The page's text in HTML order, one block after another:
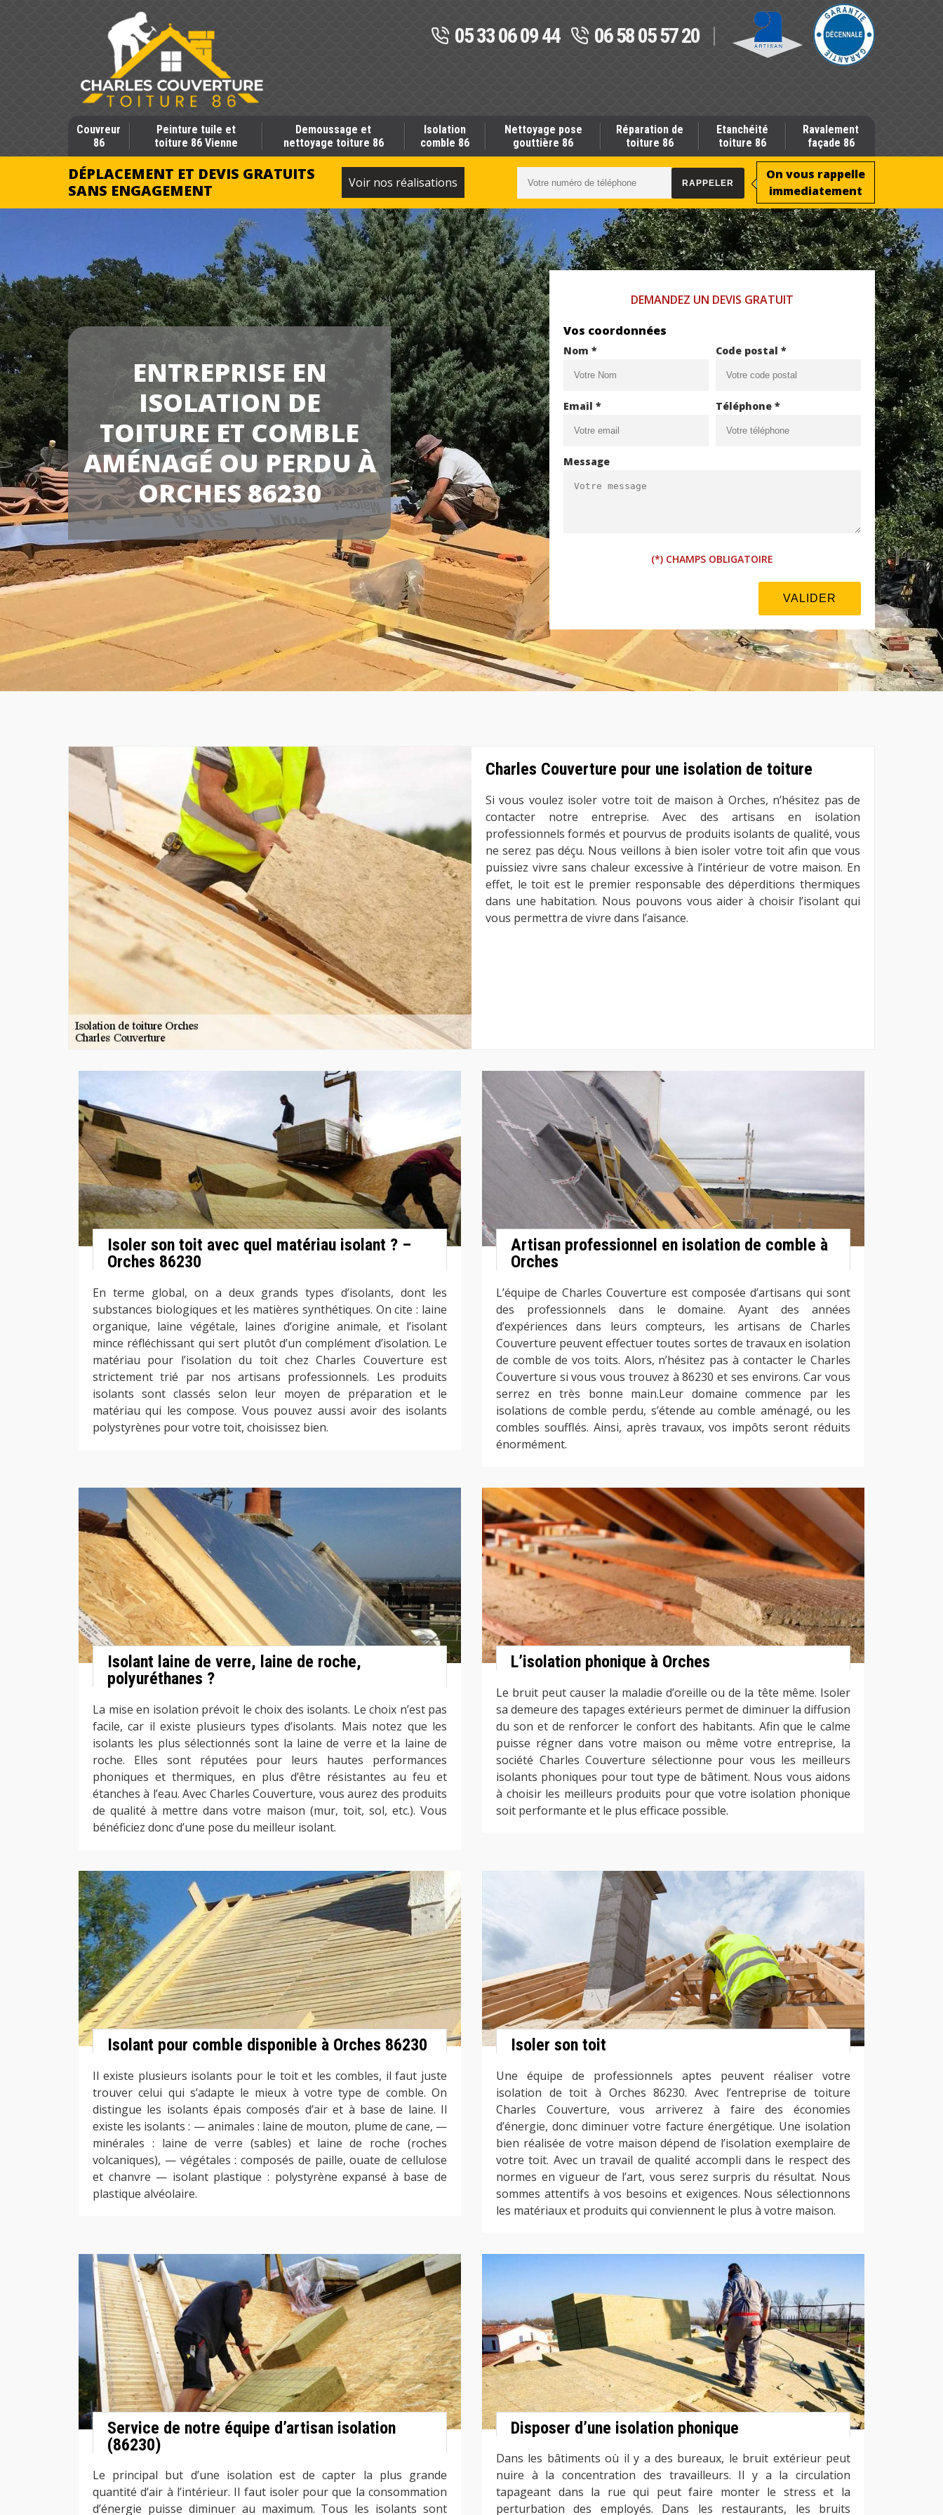
05 33 06 09 44 06 58 05 57 20
Couvreur
86
Peinture tuile et
toiture 86 Vienne
Demoussage et
nettoyage toiture 86
Isolation
comble 86
Nettoyage pose
gouttière 86
Réparation de
toiture 86
Etanchéité
toiture 86
Ravalement
façade 86
DÉPLACEMENT ET DEVIS GRATUITS
SANS ENGAGEMENT
Voir nos réalisations
On vous rappelle
immediatement
ENTREPRISE EN
ISOLATION DE
TOITURE ET COMBLE
AMÉNAGÉ OU PERDU À
ORCHES 86230
DEMANDEZ UN DEVIS GRATUIT
Vos coordonnées
Nom * Code postal *
Email * Téléphone *
Message
(*) CHAMPS OBLIGATOIRE
Charles Couverture pour une isolation de toiture
Si vous voulez isoler votre toit de maison à Orches, n’hésitez pas de
contacter notre entreprise. Avec des artisans en isolation
professionnels formés et pourvus de produits isolants de qualité, vous
ne serez pas déçu. Nous veillons à bien isoler votre toit afin que vous
puissiez vivre sans chaleur excessive à l’intérieur de votre maison. En
effet, le toit est le premier responsable des déperditions thermiques
dans une habitation. Nous pouvons vous aider à choisir l’isolant qui
vous permettra de vivre dans l’aisance.
Isoler son toit avec quel matériau isolant ? –
Orches 86230
En terme global, on a deux grands types d’isolants, dont les
substances biologiques et les matières synthétiques. On cite : laine
organique, laine végétale, laines d’origine animale, et l’isolant
mince réfléchissant qui sert plutôt d’un complément d’isolation. Le
matériau pour l’isolation du toit chez Charles Couverture est
strictement trié par nos artisans professionnels. Les produits
isolants sont classés selon leur moyen de préparation et le
matériau qui les compose. Vous pouvez aussi avoir des isolants
polystyrènes pour votre toit, choisissez bien.
Artisan professionnel en isolation de comble à
Orches
L’équipe de Charles Couverture est composée d’artisans qui sont
des professionnels dans le domaine. Ayant des années
d’expériences dans leurs compteurs, les artisans de Charles
Couverture peuvent effectuer toutes sortes de travaux en isolation
de comble de vos toits. Alors, n’hésitez pas à contacter le Charles
Couverture si vous vous trouvez à 86230 et ses environs. Car vous
serrez en très bonne main.Leur domaine commence par les
isolations de comble perdu, s’étende au comble aménagé, ou les
combles soufflés. Ainsi, après travaux, vos impôts seront réduits
énormément.
Isolant laine de verre, laine de roche,
polyuréthanes ?
La mise en isolation prévoit le choix des isolants. Le choix n’est pas
facile, car il existe plusieurs types d’isolants. Mais notez que les
isolants les plus sélectionnés sont la laine de verre et la laine de
roche. Elles sont réputées pour leurs hautes performances
phoniques et thermiques, en plus d’être résistantes au feu et
étanches à l’eau. Avec Charles Couverture, vous aurez des produits
de qualité à mettre dans votre maison (mur, toit, sol, etc.). Vous
bénéficiez donc d’une pose du meilleur isolant.
L’isolation phonique à Orches
Le bruit peut causer la maladie d’oreille ou de la tête même. Isoler
sa demeure des tapages extérieurs permet de diminuer la diffusion
du son et de renforcer le confort des habitants. Afin que le calme
puisse régner dans votre maison ou même votre entreprise, la
société Charles Couverture sélectionne pour vous les meilleurs
isolants phoniques pour tout type de bâtiment. Nous vous aidons
à choisir les meilleurs produits pour que votre isolation phonique
soit performante et le plus efficace possible.
Isolant pour comble disponible à Orches 86230
Il existe plusieurs isolants pour le toit et les combles, il faut juste
trouver celui qui s’adapte le mieux à votre type de comble. On
distingue les isolants épais composés d’air et à base de laine. Il
existe les isolants : — animales : laine de mouton, plume de cane, —
minérales : laine de verre (sables) et laine de roche (roches
volcaniques), — végétales : composés de paille, ouate de cellulose
et chanvre — isolant plastique : polystyrène expansé à base de
plastique alvéolaire.
Isoler son toit
Une équipe de professionnels aptes peuvent réaliser votre
isolation de toit à Orches 86230. Avec l’entreprise de toiture
Charles Couverture, vous arriverez à faire des économies
d’énergie, donc diminuer votre facture énergétique. Une isolation
bien réalisée de votre maison dépend de l’isolation exemplaire de
votre toit. Avec un travail de qualité accompli dans le respect des
normes en vigueur de l’art, vous serez surpris du résultat. Nous
sommes attentifs à vos besoins et exigences. Nous sélectionnons
les matériaux et produits qui conviennent le plus à votre maison.
Service de notre équipe d’artisan isolation
(86230)
Le principal but d’une isolation est de capter la plus grande
quantité d’air à l’intérieur. Il faut isoler pour que la consommation
d’énergie puisse diminuer au maximum. Tous les isolants sont
Disposer d’une isolation phonique
Dans les bâtiments où il y a des bureaux, le bruit extérieur peut
nuire à la concentration des travailleurs. Il y a la circulation
tapageant dans la rue qui peut faire monter le stress et la
perturbation des employés. Dans les restaurants, les bruits